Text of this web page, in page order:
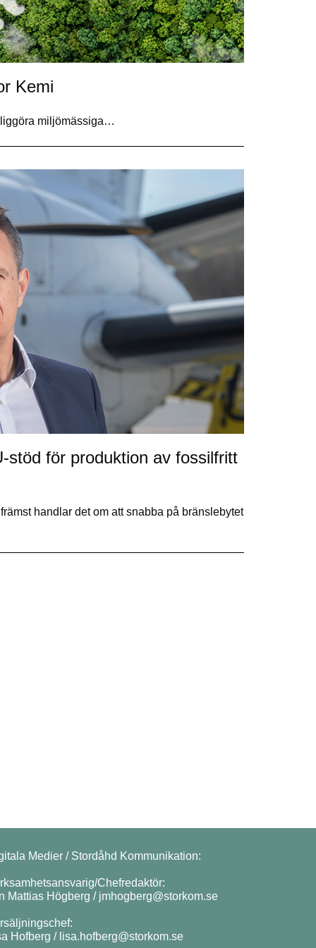
Kemi
miljömässiga…
stöd för produktion av fossilfritt
handlar det om att snabba på bränslebytet
Medier / Stordåhd Kommunikation:
Chefredaktör:
Mattias Högberg / jmhogberg@storkom.se
Hofberg / lisa.hofberg@storkom.se